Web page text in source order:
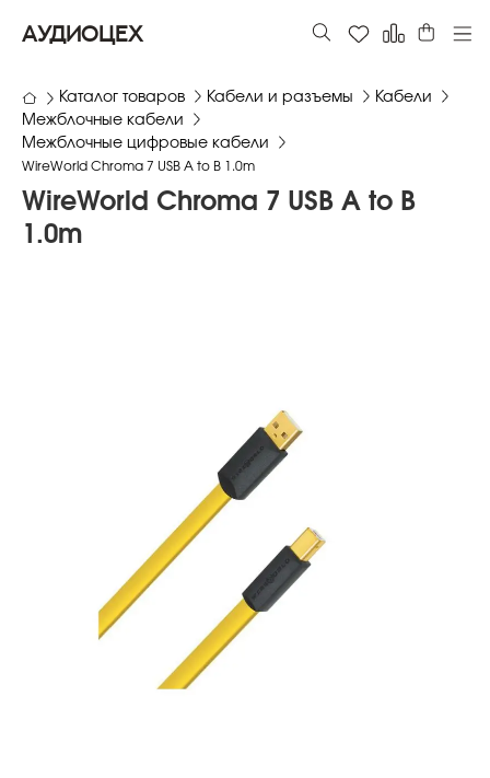
АУДИОЦЕХ
Каталог товаров Кабели и разъемы
Кабели
Межблочные кабели
Межблочные цифровые кабели
WireWorld Chroma 7 USB A to B 1.0m
WireWorld Chroma 7 USB A to B
1.0m